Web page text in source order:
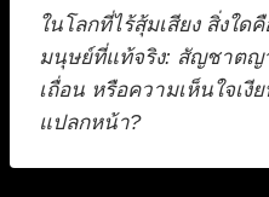
ในโลกที่ไร้สุ้มเสียง สิ่งใด
มนุษย์ที่แท้จริง: สัญชาตญ
เถื่อน หรือความเห็นใจเงี
แปลกหน้า?